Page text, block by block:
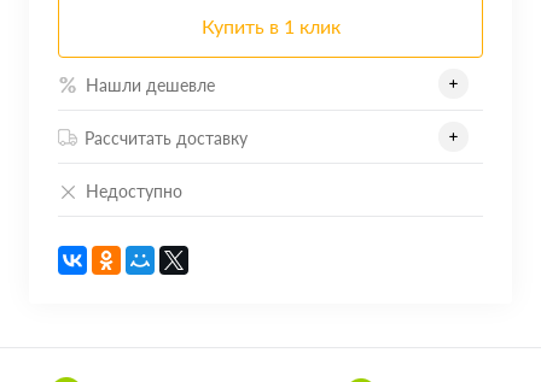
Купить в 1 клик
Нашли дешевле
Рассчитать доставку
Недоступно